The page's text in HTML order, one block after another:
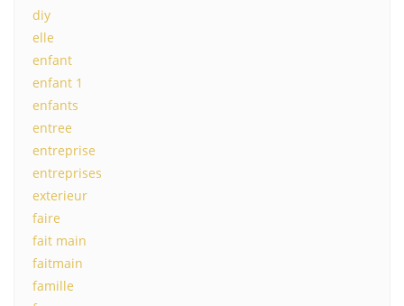
diy
elle
enfant
enfant 1
enfants
entree
entreprise
entreprises
exterieur
faire
fait main
faitmain
famille